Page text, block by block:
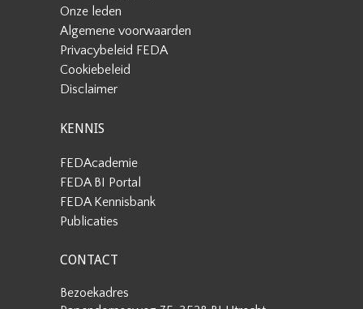
Onze leden
Algemene voorwaarden
Privacybeleid FEDA
Cookiebeleid
Disclaimer
KENNIS
FEDAcademie
FEDA BI Portal
FEDA Kennisbank
Publicaties
CONTACT
Bezoekadres